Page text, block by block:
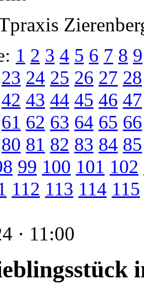
1 2 3 4 5 6 7 8 9
23 24 25 26 27 28
42 43 44 45 46 47
61 62 63 64 65 66
80 81 82 83 84 85
99 100 101 102
112 113 114 115
· 11:00